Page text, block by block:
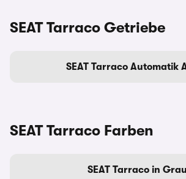
SEAT Tarraco Getriebe
SEAT Tarraco Automatik
SEAT Tarraco Farben
SEAT Tarraco in Grau